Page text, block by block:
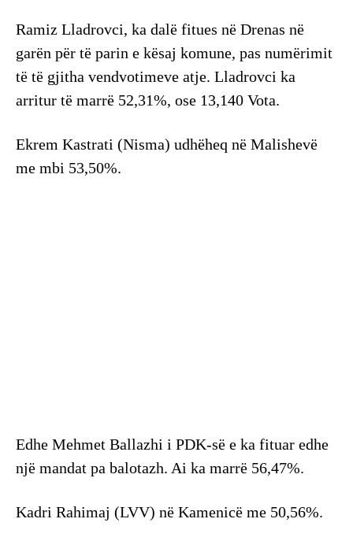
Ramiz Lladrovci, ka dalë fitues në Drenas në
garën për të parin e kësaj komune, pas numërimit
të të gjitha vendvotimeve atje. Lladrovci ka
arritur të marrë 52,31%, ose 13,140 Vota.
Ekrem Kastrati (Nisma) udhëheq në Malishevë
me mbi 53,50%.
Edhe Mehmet Ballazhi i PDK-së e ka fituar edhe
një mandat pa balotazh. Ai ka marrë 56,47%.
Kadri Rahimaj (LVV) në Kamenicë me 50,56%.